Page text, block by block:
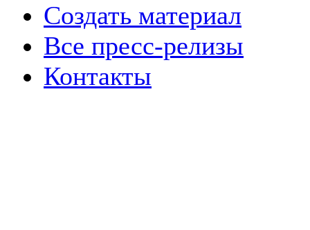
Создать материал
Все пресс-релизы
Контакты